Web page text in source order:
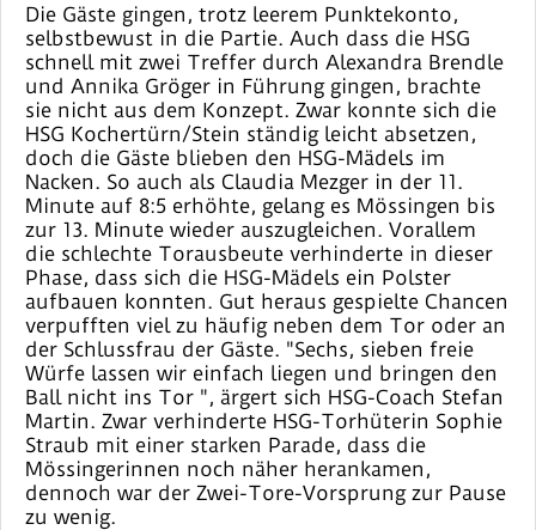
Die Gäste gingen, trotz leerem Punktekonto,
selbstbewust in die Partie. Auch dass die HSG
schnell mit zwei Treffer durch Alexandra Brendle
und Annika Gröger in Führung gingen, brachte
sie nicht aus dem Konzept. Zwar konnte sich die
HSG Kochertürn/Stein ständig leicht absetzen,
doch die Gäste blieben den HSG-Mädels im
Nacken. So auch als Claudia Mezger in der 11.
Minute auf 8:5 erhöhte, gelang es Mössingen bis
zur 13. Minute wieder auszugleichen. Vorallem
die schlechte Torausbeute verhinderte in dieser
Phase, dass sich die HSG-Mädels ein Polster
aufbauen konnten. Gut heraus gespielte Chancen
verpufften viel zu häufig neben dem Tor oder an
der Schlussfrau der Gäste. "Sechs, sieben freie
Würfe lassen wir einfach liegen und bringen den
Ball nicht ins Tor ", ärgert sich HSG-Coach Stefan
Martin. Zwar verhinderte HSG-Torhüterin Sophie
Straub mit einer starken Parade, dass die
Mössingerinnen noch näher herankamen,
dennoch war der Zwei-Tore-Vorsprung zur Pause
zu wenig.